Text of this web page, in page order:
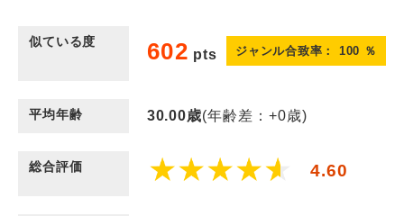
似ている度 602 pts ジャンル合致率： 100 ％
平均年齢 30.00歳(年齢差：+0歳)
総合評価 4.60